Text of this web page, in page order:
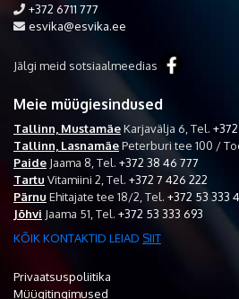
+372 6711 777
esvika@esvika.ee
Jälgi meid sotsiaalmeedias
Meie müügiesindused
Tallinn, MustamäeKarjavälja 6, Tel. +372
Tallinn, LasnamäePeterburi tee 100 /
Paide Jaama 8, Tel. +372 38 46 777
Tartu Vitamiini 2, Tel. +372 7 426 222
Pärnu Ehitajate tee 18/2, Tel. +372 53 333
Jõhvi Jaama 51, Tel. +372 53 333 693
KÕIK KONTAKTID LEIAD SIIT
Privaatsuspoliitika
Müügitingimused